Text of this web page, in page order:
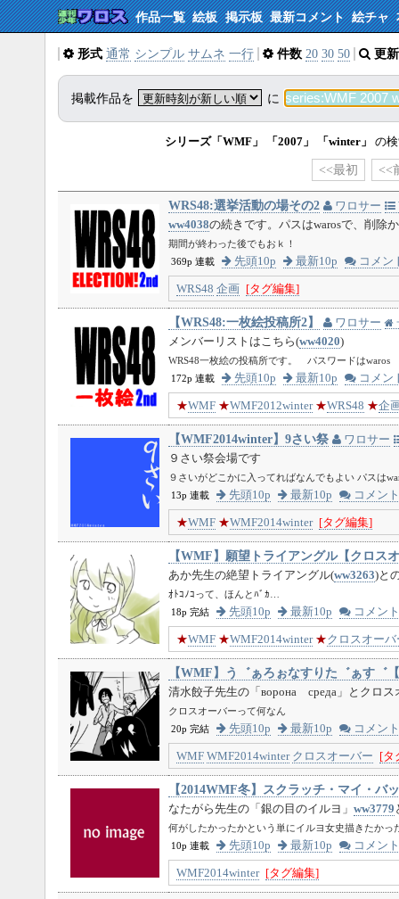
作品一覧 絵板 掲示板 最新コメント 絵チャ
形式 通常 シンプル サムネ 一行 件数 20 30 50 更
掲載作品を に
シリーズ「WMF」 「2007」 「winter」 の
<<最初 <<
WRS48:選挙活動の場その2 ワロサー
ww4038の続きです。パスはwarosで、削除
期間が終わった後でもおｋ！
369p 連載
先頭10p 最新10p コメン
WRS48 企画 [タグ編集]
【WRS48:一枚絵投稿所2】 ワロサー
メンバーリストはこちら(ww4020)
WRS48一枚絵の投稿所です。 パスワードはwaros
172p 連載
先頭10p 最新10p コメン
★WMF ★WMF2012winter ★WRS48 ★企
【WMF2014winter】9さい祭
ワロサー
９さい祭会場です
９さいがどこかに入ってればなんでもよい パスは
13p 連載
先頭10p 最新10p コメント
★WMF ★WMF2014winter [タグ編集]
【WMF】願望トライアングル【クロス
あか先生の絶望トライアングル(ww3263)と
ｵﾄｺﾉｺって、ほんとﾊﾞｶ…
18p 完結
先頭10p 最新10p コメント
★WMF ★WMF2014winter ★クロスオーバ
【WMF】う゛ぁろぉなすりた゛ぁす゛
清水餃子先生の「ворона среда」とクロス
クロスオーバーって何なん
20p 完結
先頭10p 最新10p コメント
WMF WMF2014winter クロスオーバー [タ
【2014WMF冬】スクラッチ・マイ・バ
なたがら先生の「銀の目のイルヨ」 ww3779
何がしたかったかという単にイルヨ女史描きたかっ
10p 連載
先頭10p 最新10p コメント
WMF2014winter [タグ編集]